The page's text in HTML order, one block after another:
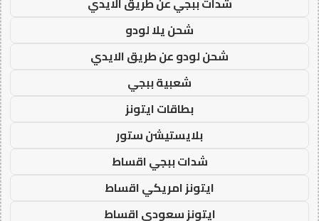
شحن يلا لودو
شحن لودو عن طريق الايدي
شعبية ببجي
بطاقات ايتونز
بلايستيشن ستور
شدات ببجي اقساط
ايتونز امريكي اقساط
ايتونز سعودي اقساط